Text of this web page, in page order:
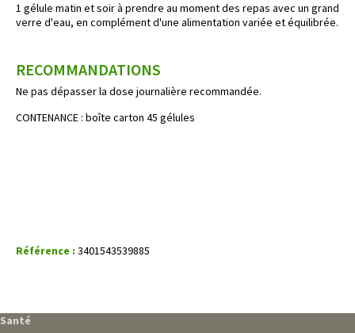
1 gélule matin et soir à prendre au moment des repas avec un grand
verre d'eau, en complément d'une alimentation variée et équilibrée.
RECOMMANDATIONS
Ne pas dépasser la dose journalière recommandée.
CONTENANCE : boîte carton 45 gélules
Référence : 3401543539885
Santé